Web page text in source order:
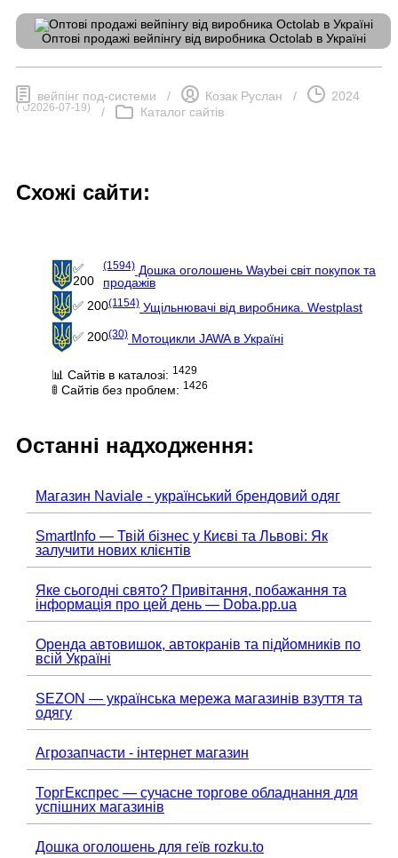
Оптові продажі вейпінгу від виробника Octolab в Україні
вейпінг под-системи / Козак Руслан / 2024
(⮍2026-07-19) / Каталог сайтів
Схожі сайти:
✅
200
(1594)Дошка оголошень Waybei світ покупок та
продажів
✅ 200(1154) Ущільнювачі від виробника. Westplast
✅ 200(30) Мотоцикли JAWA в Україні
📊 Сайтів в каталозі: 1429
🚦 Сайтів без проблем: 1426
Останні надходження:
Магазин Naviale - український брендовий одяг
SmartInfo — Твій бізнес у Києві та Львові: Як
залучити нових клієнтів
Яке сьогодні свято? Привітання, побажання та
інформація про цей день — Doba.pp.ua
Оренда автовишок, автокранів та підйомників по
всій Україні
SEZON — українська мережа магазинів взуття та
одягу
Агрозапчасти - інтернет магазин
ТоргЕкспрес — сучасне торгове обладнання для
успішних магазинів
Дошка оголошень для геїв rozku.to